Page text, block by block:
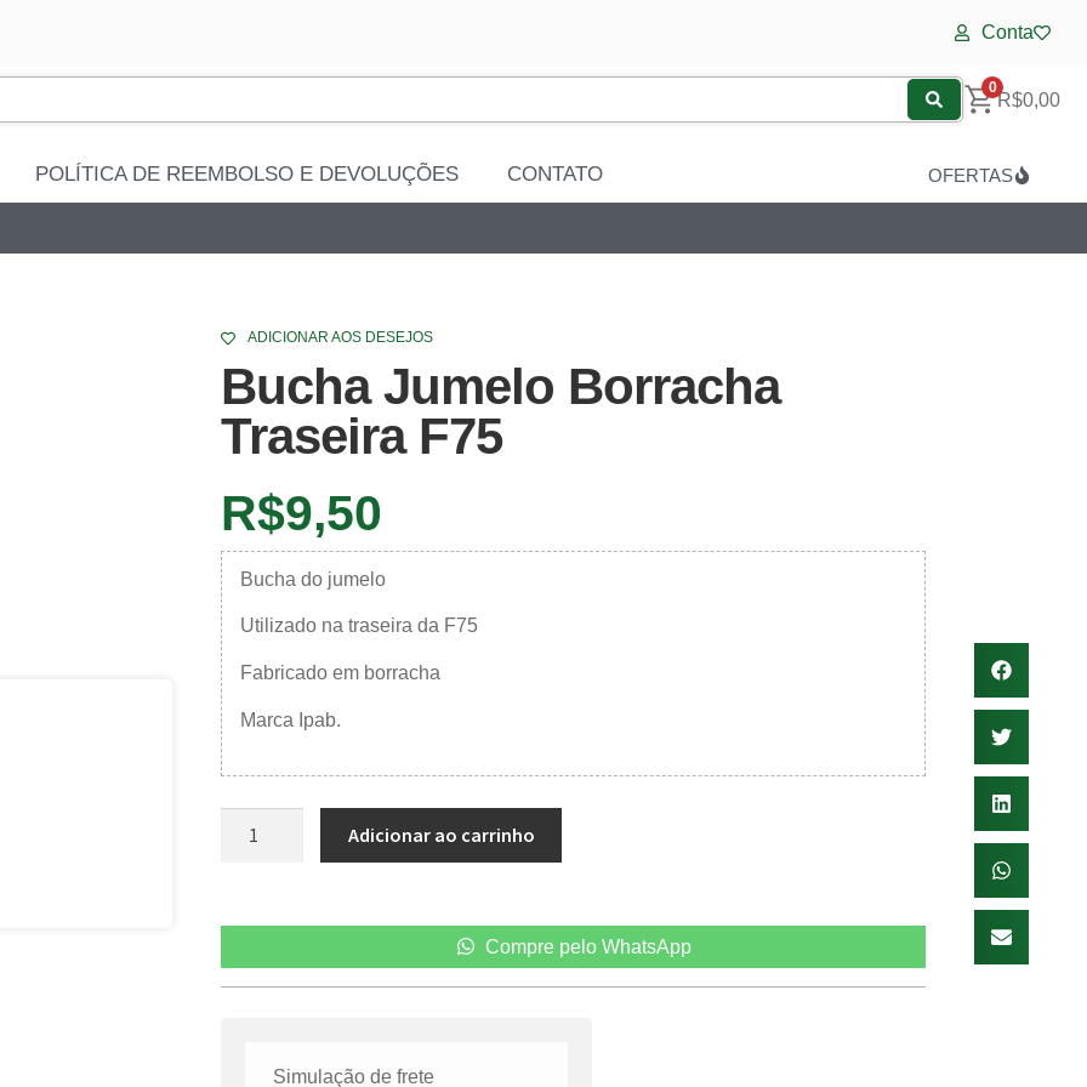
Conta
0
R$0,00
POLÍTICA DE REEMBOLSO E DEVOLUÇÕES CONTATO OFERTAS
ADICIONAR AOS DESEJOS
Bucha Jumelo Borracha
Traseira F75
R$9,50
Bucha do jumelo
Utilizado na traseira da F75
Fabricado em borracha
Marca Ipab.
Adicionar ao carrinho
Compre pelo WhatsApp
Simulação de frete